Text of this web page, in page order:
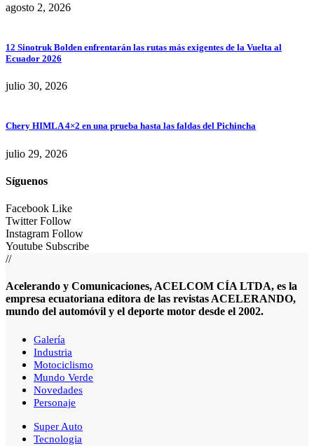
agosto 2, 2026
12 Sinotruk Bolden enfrentarán las rutas más exigentes de la Vuelta al
Ecuador 2026
julio 30, 2026
Chery HIMLA 4×2 en una prueba hasta las faldas del Pichincha
julio 29, 2026
Síguenos
Facebook Like
Twitter Follow
Instagram Follow
Youtube Subscribe
//
Acelerando y Comunicaciones, ACELCOM CÍA LTDA, es la
empresa ecuatoriana editora de las revistas ACELERANDO,
mundo del automóvil y el deporte motor desde el 2002.
Galería
Industria
Motociclismo
Mundo Verde
Novedades
Personaje
Super Auto
Tecnologia